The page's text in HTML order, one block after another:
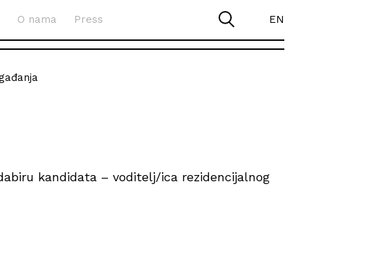
O nama Press EN
kandidata – voditelj/ica rezidencijalnog